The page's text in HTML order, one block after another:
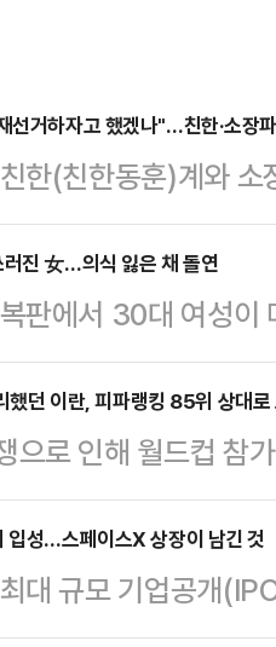
선거하자고 했겠나"…친한·소장
한(친한동훈)계와
도부의 전국 6개 지
국민의힘 의원은 16
일 만에 해야 하기
어야 했다"며 "의원
부는 민심과 다르게
린 하는 과정이 필
러진 女…의식 잃은 채 돌연
판에서 30대 여성이
수했다.15일 MBC
의를 받는 30대 여
10시쯤 서울 서초
다.당시 A씨가 들고
아져 나왔으며 해당
는 주사기도 함께
던 이란, 피파랭킹 85위 상대
으로 인해 월드컵 참
건 속에도 어렵사리
스타디움서 펼쳐진
G조 1차전에서 뉴질
입성…스페이스X 상장이 남긴 것
대 규모 기업공개
아지고 있다.단순히